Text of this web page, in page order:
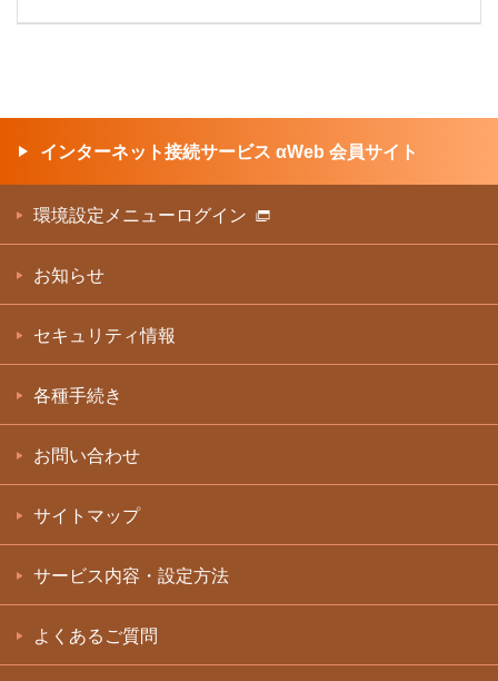
インターネット接続サービス αWeb 会員サイト
環境設定メニューログイン
お知らせ
セキュリティ情報
各種手続き
お問い合わせ
サイトマップ
サービス内容・設定方法
よくあるご質問